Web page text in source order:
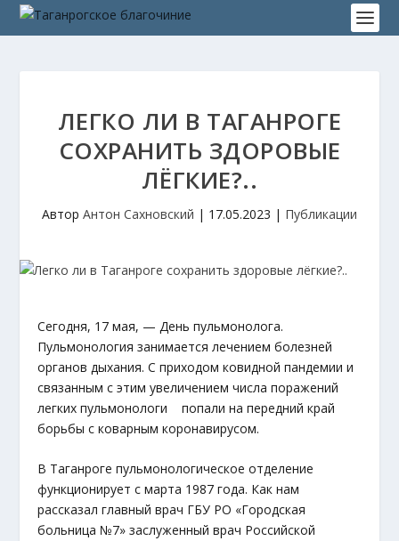
ЛЕГКО ЛИ В ТАГАНРОГЕ
СОХРАНИТЬ ЗДОРОВЫЕ
ЛЁГКИЕ?..
Автор Антон Сахновский | 17.05.2023 | Публикации
Сегодня, 17 мая, — День пульмонолога.
Пульмонология занимается лечением болезней
органов дыхания. С приходом ковидной пандемии и
связанным с этим увеличением числа поражений
легких пульмонологи попали на передний край
борьбы с коварным коронавирусом.
В Таганроге пульмонологическое отделение
функционирует с марта 1987 года. Как нам
рассказал главный врач ГБУ РО «Городская
больница №7» заслуженный врач Российской